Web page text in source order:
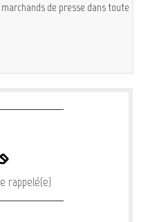
de presse dans toute
rappelé(e)